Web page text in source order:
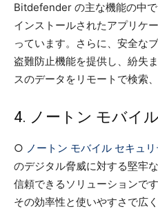
Bitdefender の主な機能の中
インストールされたアプリケ
っています。さらに、安全な
盗難防止機能を提供し、紛失
スのデータをリモートで検索
4. ノートン モバイ
○ ノートン モバイル セキュリ
のデジタル脅威に対する堅牢
信頼できるソリューションで
その効率性と使いやすさで広